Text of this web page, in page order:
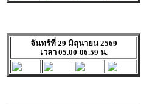
จันทร์ที่ 29 มิถุนายน 2569
เวลา 05.00-06.59 น.